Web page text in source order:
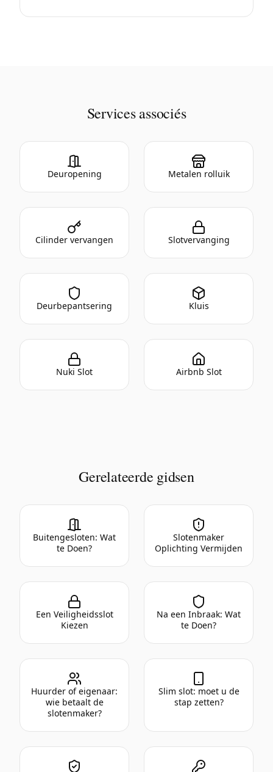
Services associés
Deuropening Metalen rolluik
Cilinder vervangen Slotvervanging
Deurbepantsering Kluis
Nuki Slot Airbnb Slot
Gerelateerde gidsen
Buitengesloten: Wat
te Doen?
Slotenmaker
Oplichting Vermijden
Een Veiligheidsslot
Kiezen
Na een Inbraak: Wat
te Doen?
Huurder of eigenaar:
wie betaalt de
slotenmaker?
Slim slot: moet u de
stap zetten?